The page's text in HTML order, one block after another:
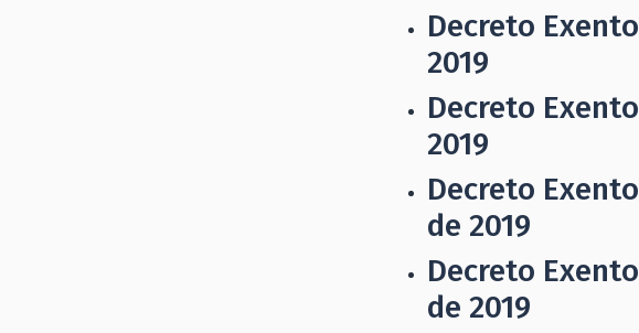
Decreto
2019
Decreto
2019
Decreto
de 2019
Decreto
de 2019